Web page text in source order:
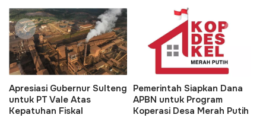
Apresiasi Gubernur Sulteng
untuk PT Vale Atas
Kepatuhan Fiskal
Pemerintah Siapkan Dana
APBN untuk Program
Koperasi Desa Merah Putih